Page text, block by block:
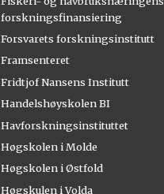
forskningsfinansiering
Forsvarets forskningsinstitutt
Framsenteret
Fridtjof Nansens Institutt
Handelshøyskolen BI
Havforskningsinstituttet
Høgskolen i Molde
Høgskolen i Østfold
Høgskulen i Volda